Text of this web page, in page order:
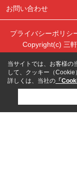
お問い合わせ
プライバシーポリシ
Copyright(c) 三
当サイトでは、お客様の
して、クッキー（Cookie
詳しくは、当社の 「